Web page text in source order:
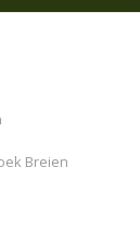
Breien